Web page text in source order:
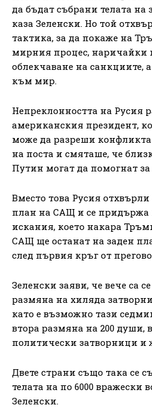
да бъдат събрани телата на
каза Зеленски. Но той
тактика, за да покаже на
мирния процес, наричайки
облекчаване на санкциите,
към мир.
Непреклонността на Русия
американския президент,
може да разреши
на поста и смяташе, че
Путин могат да помогнат за
Вместо това Русия
план на САЩ и се придържа
искания, което накара
САЩ ще останат на заден
след първия кръг от
Зеленски заяви, че вече са
размяна на хиляда
като е възможно тази
втора размяна на 200 души,
политически затворници и
Двете страни също така се
телата на по 6000 вражески
Зеленски.